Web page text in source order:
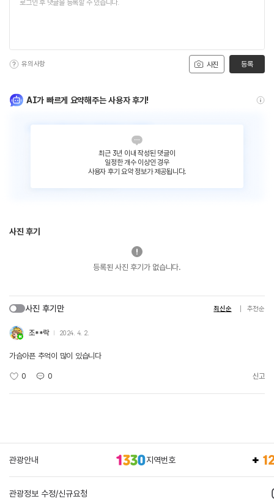
사진
유의사항 등록
AI가 빠르게 요약해주는 사용자 후기!
최근 3년 이내 작성된 댓글이
일정한 개수 이상인 경우
사용자 후기 요약 정보가 제공됩니다.
사진 후기
등록된 사진 후기가 없습니다.
사진 후기만 최신순 추천순
조**락 2024. 4. 2.
가슴아픈 추억이 많이 있습니다
0 0 신고
관광안내 지역번호
관광정보 수정/신규요청